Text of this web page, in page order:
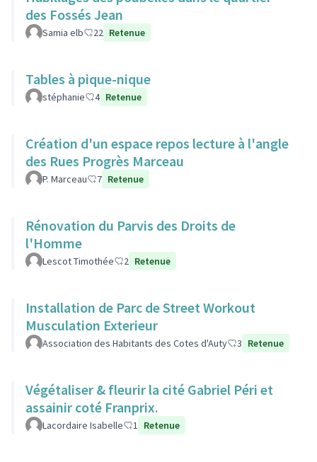
des Fossés Jean
Samia elb 22 Retenue
Tables à pique-nique
stéphanie 4 Retenue
Création d'un espace repos lecture à l'angle
des Rues Progrès Marceau
P. Marceau 7 Retenue
Rénovation du Parvis des Droits de
l'Homme
Lescot Timothée 2 Retenue
Installation de Parc de Street Workout
Musculation Exterieur
Association des Habitants des Cotes d'Auty 3 Retenue
Végétaliser & fleurir la cité Gabriel Péri et
assainir coté Franprix.
Lacordaire Isabelle 1 Retenue